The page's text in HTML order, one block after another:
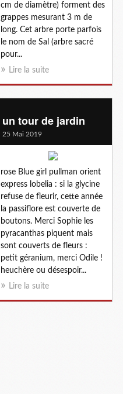
cm de diamètre) forment des
grappes mesurant 3 m de
long. Cet arbre porte parfois
le nom de Sal (arbre sacré
pour...
Lire la suite
un tour de jardin
25 Mai 2019
rose Blue girl pullman orient
express lobelia : si la glycine
refuse de fleurir, cette année
la passiflore est couverte de
boutons. Merci Sophie les
pyracanthas piquent mais
sont couverts de fleurs :
petit géranium, merci Odile !
heuchère ou désespoir...
Lire la suite